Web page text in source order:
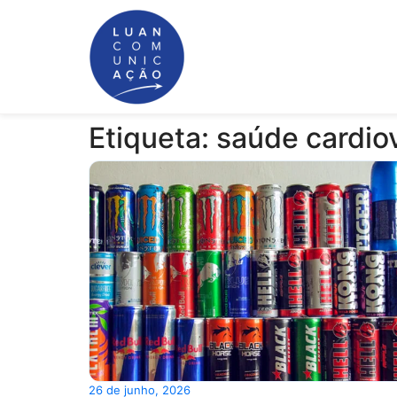
Etiqueta: saúde
26 de junho, 2026